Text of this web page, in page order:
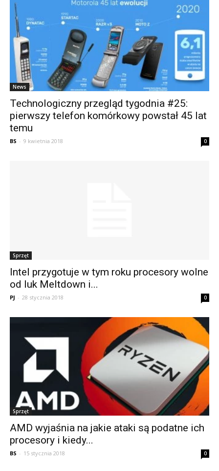
News
Technologiczny przegląd tygodnia #25:
pierwszy telefon komórkowy powstał 45 lat
temu
BS - 9 kwietnia 2018 0
Sprzęt
Intel przygotuje w tym roku procesory wolne
od luk Meltdown i...
PJ - 28 stycznia 2018 0
Sprzęt
AMD wyjaśnia na jakie ataki są podatne ich
procesory i kiedy...
BS - 15 stycznia 2018 0